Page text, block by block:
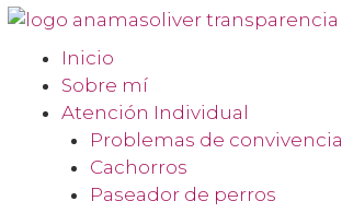
Inicio
Sobre mí
Atención Individual
Problemas de convivencia
Cachorros
Paseador de perros